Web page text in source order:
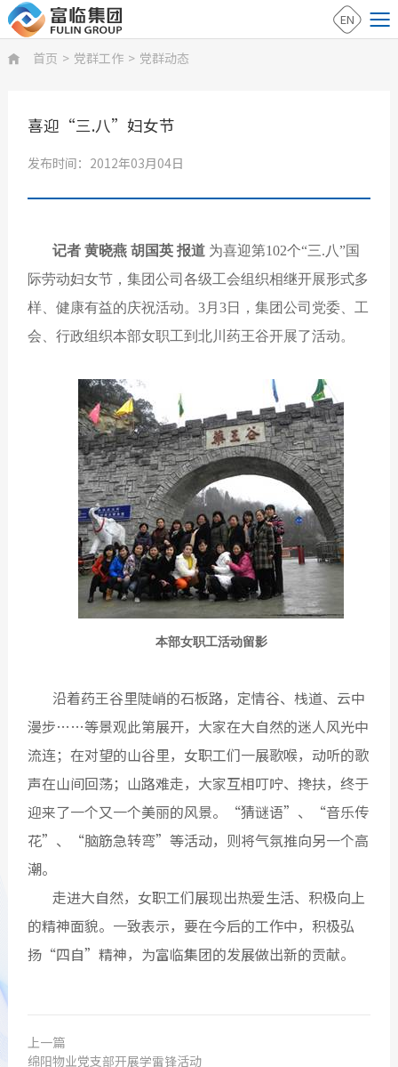
EN
 首页 > 党群工作 > 党群动态
喜迎“三.八”妇女节
发布时间：2012年03月04日
记者 黄晓燕 胡国英 报道 为喜迎第102个“三.八”国
际劳动妇女节，集团公司各级工会组织相继开展形式多
样、健康有益的庆祝活动。3月3日，集团公司党委、工
会、行政组织本部女职工到北川药王谷开展了活动。
本部女职工活动留影
沿着药王谷里陡峭的石板路，定情谷、栈道、云中
漫步……等景观此第展开，大家在大自然的迷人风光中
流连；在对望的山谷里，女职工们一展歌喉，动听的歌
声在山间回荡；山路难走，大家互相叮咛、搀扶，终于
迎来了一个又一个美丽的风景。“猜谜语”、“音乐传
花”、“脑筋急转弯”等活动，则将气氛推向另一个高
潮。
走进大自然，女职工们展现出热爱生活、积极向上
的精神面貌。一致表示，要在今后的工作中，积极弘
扬“四自”精神，为富临集团的发展做出新的贡献。
上一篇
绵阳物业党支部开展学雷锋活动